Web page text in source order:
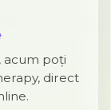
acum poți
direct